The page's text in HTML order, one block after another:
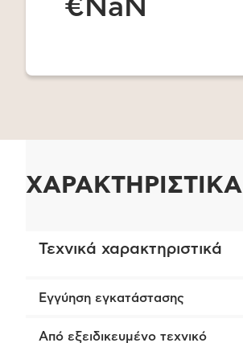
€NaN
ΧΑΡΑΚΤΗΡΙΣΤΙΚΑ
Τεχνικά χαρακτηριστικά
Εγγύηση εγκατάστασης
Από εξειδικευμένο τεχνικό